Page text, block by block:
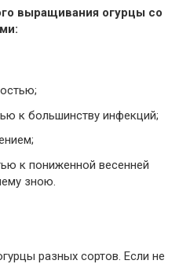
выращивания огурцы со
к большинству инфекций;
к пониженной весенней
зною.
разных сортов. Если не